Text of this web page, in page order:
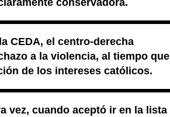
conservadora.
CEDA, el centro-derecha
a la violencia, al tiempo que
de los intereses católicos.
vez, cuando aceptó ir en la lista